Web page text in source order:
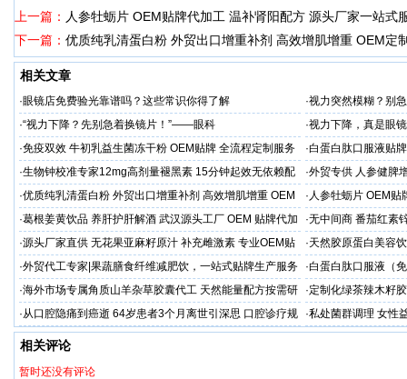
上一篇： 人参牡蛎片 OEM贴牌代加工 温补肾阳配方 源头厂家一站式
下一篇： 优质纯乳清蛋白粉 外贸出口增重补剂 高效增肌增重 OEM定
相关文章
·眼镜店免费验光靠谱吗？这些常识你得了解 ·视力突然模糊？别
·“视力下降？先别急着换镜片！”——眼科 ·视力下降，真是眼
·免疫双效 牛初乳益生菌冻干粉 OEM贴牌 全流程定制服务 ·白蛋白肽口服液贴
源头厂家
·生物钟校准专家12mg高剂量褪黑素 15分钟起效无依赖配
方‌
·外贸专供 人参健脾
高效营养利用
·优质纯乳清蛋白粉 外贸出口增重补剂 高效增肌增重 OEM
定制
· 人参牡蛎片 OEM贴
式服务
·葛根姜黄饮品 养肝护肝解酒 武汉源头工厂 OEM 贴牌代加
工 低起订量
·无中间商 番茄红素
供
·源头厂家直供 无花果亚麻籽原汁 补充雌激素 专业OEM贴
牌代加工
·天然胶原蛋白美容
生，赋能品牌出海
·外贸代工专家|果蔬膳食纤维减肥饮，一站式贴牌生产服务 ·白蛋白肽口服液（
加工 快速量产
·海外市场专属角质山羊杂草胶囊代工 天然能量配方按需研
发 OEM厂家
·定制化绿茶辣木籽
发
·从口腔隐痛到癌逝 64岁患者3个月离世引深思 口腔诊疗规
范再敲警钟
·私处菌群调理 女性
需定制出口
相关评论
暂时还没有评论